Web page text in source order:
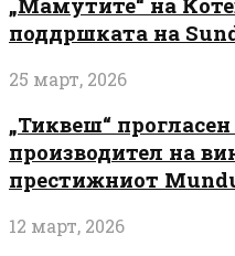
поддршката на
25 март, 2026
„Тиквеш“ прогласен
производител на
престижниот
12 март, 2026